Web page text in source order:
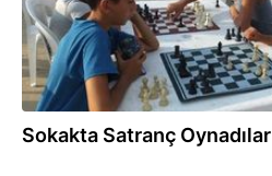
Sokakta Satranç Oynadılar